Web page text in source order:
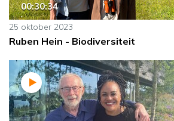
00:30:34
25 oktober 2023
Ruben Hein - Biodiversiteit